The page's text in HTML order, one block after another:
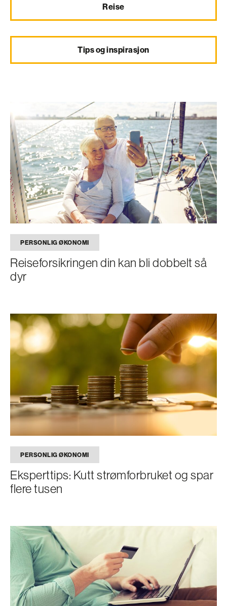
Reise
Tips og inspirasjon
PERSONLIG ØKONOMI
Reiseforsikringen din kan bli dobbelt så
dyr
PERSONLIG ØKONOMI
Eksperttips: Kutt strømforbruket og spar
flere tusen